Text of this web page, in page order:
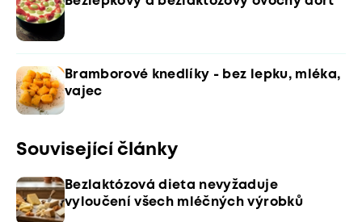
Bramborové knedlíky - bez lepku, mléka,
vajec
Související články
Bezlaktózová dieta nevyžaduje
vyloučení všech mléčných výrobků